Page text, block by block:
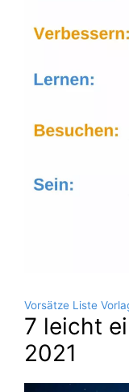
Vorsätze Liste
7 leicht
2021